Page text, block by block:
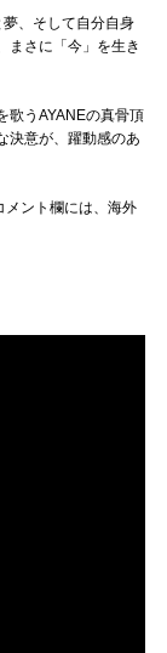
、そして自分自身
まさに「今」を生き
歌うAYANEの真骨頂
決意が、躍動感のあ
メント欄には、海外